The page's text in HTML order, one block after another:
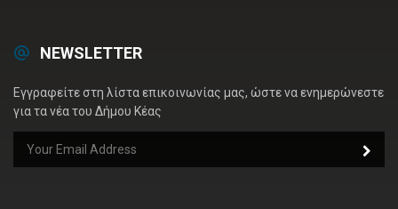
NEWSLETTER
Εγγραφείτε στη λίστα επικοινωνίας μας, ώστε να ενημερώνεστε
για τα νέα του Δήμου Κέας